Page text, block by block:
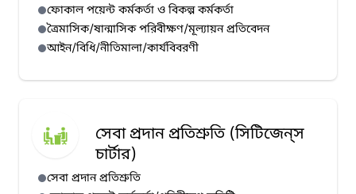
ফোকাল পয়েন্ট কর্মকর্তা ও বিকল্প কর্মকর্তা
ত্রৈমাসিক/ষান্মাসিক পরিবীক্ষণ/মূল্যায়ন প্রতিবেদন
আইন/বিধি/নীতিমালা/কার্যবিবরণী
সেবা প্রদান প্রতিশ্রুতি (সিটিজেন্‌স
চার্টার)
সেবা প্রদান প্রতিশ্রুতি